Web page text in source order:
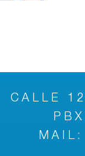
CALLE
PBX
MAIL: